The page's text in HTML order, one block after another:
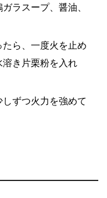
ラスープ、醤油、
ら、一度火を止め
き片栗粉を入れ
ずつ火力を強めて